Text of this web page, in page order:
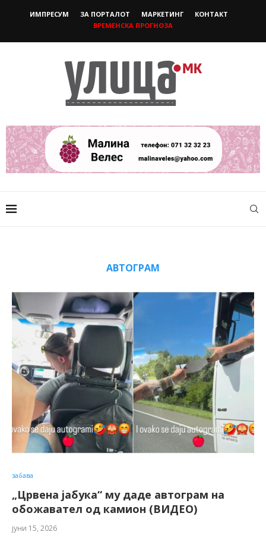
ИМПРЕСУМ ЗА ПОРТАЛОТ МАРКЕТИНГ
КОНТАКТ
ВРЕМЕНСКА ПРОГНОЗА
АВТОГРАМ
забава
„Црвена јабука“ му даде автограм на
обожавател од камион (ВИДЕО)
јуни 15, 2026